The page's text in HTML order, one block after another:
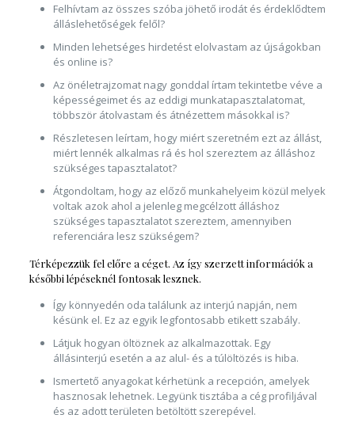
Felhívtam az összes szóba jöhető irodát és érdeklődtem
álláslehetőségek felől?
Minden lehetséges hirdetést elolvastam az újságokban
és online is?
Az önéletrajzomat nagy gonddal írtam tekintetbe véve a
képességeimet és az eddigi munkatapasztalatomat,
többször átolvastam és átnézettem másokkal is?
Részletesen leírtam, hogy miért szeretném ezt az állást,
miért lennék alkalmas rá és hol szereztem az álláshoz
szükséges tapasztalatot?
Átgondoltam, hogy az előző munkahelyeim közül melyek
voltak azok ahol a jelenleg megcélzott álláshoz
szükséges tapasztalatot szereztem, amennyiben
referenciára lesz szükségem?
Térképezzük fel előre a céget. Az így szerzett információk a
későbbi lépéseknél fontosak lesznek.
Így könnyedén oda találunk az interjú napján, nem
késünk el. Ez az egyik legfontosabb etikett szabály.
Látjuk hogyan öltöznek az alkalmazottak. Egy
állásinterjú esetén a az alul- és a túlöltözés is hiba.
Ismertető anyagokat kérhetünk a recepción, amelyek
hasznosak lehetnek. Legyünk tisztába a cég profiljával
és az adott területen betöltött szerepével.